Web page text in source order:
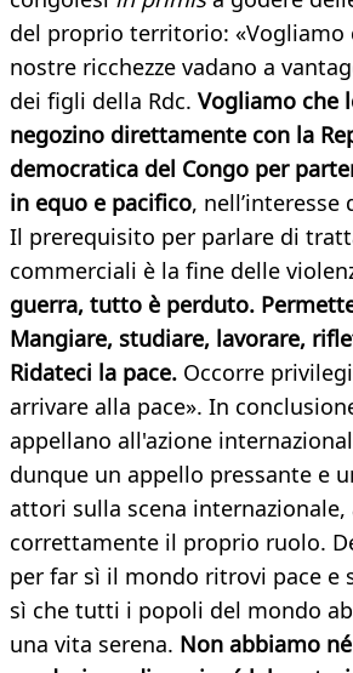
del proprio territorio: «Vogliamo
nostre ricchezze vadano a
dei figli della Rdc. Vogliamo che
negozino direttamente con la
democratica del Congo per
in equo e pacifico,
Il prerequisito per parlare di
commerciali è la fine delle
guerra, tutto è perduto.
Mangiare, studiare, lavorare,
Ridateci la pace. Occorre
arrivare alla pace». In
appellano all'azione
dunque un appello pressante e
attori sulla scena
correttamente il proprio ruolo.
per far sì il mondo ritrovi pace e
sì che tutti i popoli del mondo
una vita serena. Non abbiamo